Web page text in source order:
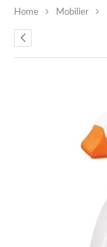
Home Mobilier